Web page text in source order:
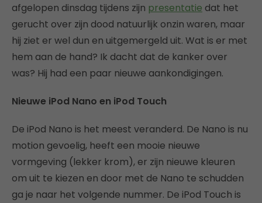
afgelopen dinsdag tijdens zijn presentatie dat het
gerucht over zijn dood natuurlijk onzin waren, maar
hij ziet er wel dun en uitgemergeld uit. Wat is er met
hem aan de hand? Ik dacht dat de kanker over
was? Hij had een paar nieuwe aankondigingen.
Nieuwe iPod Nano en iPod Touch
De iPod Nano is het meest veranderd. De Nano is nu
motion gevoelig, heeft een mooie nieuwe
vormgeving (lekker krom), er zijn nieuwe kleuren
om uit te kiezen en door met de Nano te schudden
ga je naar het volgende nummer. De iPod Touch is